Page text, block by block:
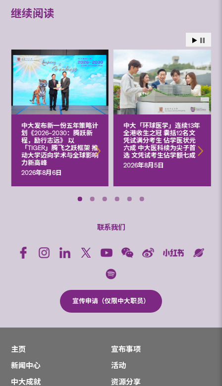
继续阅读
中大发布新一份五年策略计
划《2026‒2030：腾跃新
程，励行志远》 以
「TIGER」腾飞之跃框架 推
动大学迈向学术与全球影响
力新高峰
2026年8月6日
中大「环球医学」连续13年
全港收生之冠 囊括12名文
凭试满分考生 佔学医状元
六成 中大医科续为尖子首
选 文凭试考生佔学额七成
2026年8月5日
联系我们
宣传申请（仅限中大职员）
主页
宣布事项
新闻中心
活动
中大成就
资源分享